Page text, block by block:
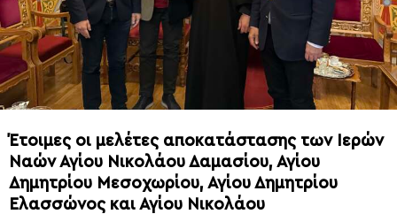
Έτοιμες οι μελέτες αποκατάστασης των Ιερών
Ναών Αγίου Νικολάου Δαμασίου, Αγίου
Δημητρίου Μεσοχωρίου, Αγίου Δημητρίου
Ελασσώνος και Αγίου Νικολάου